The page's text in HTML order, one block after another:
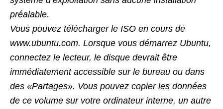
préalable.
Vous pouvez télécharger le ISO en cours de
www.ubuntu.com. Lorsque vous démarrez Ubuntu,
connectez le lecteur, le disque devrait être
immédiatement accessible sur le bureau ou dans
des «Partages». Vous pouvez copier les données
de ce volume sur votre ordinateur interne, un autre